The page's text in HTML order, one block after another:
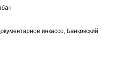
инкассо, Банковский